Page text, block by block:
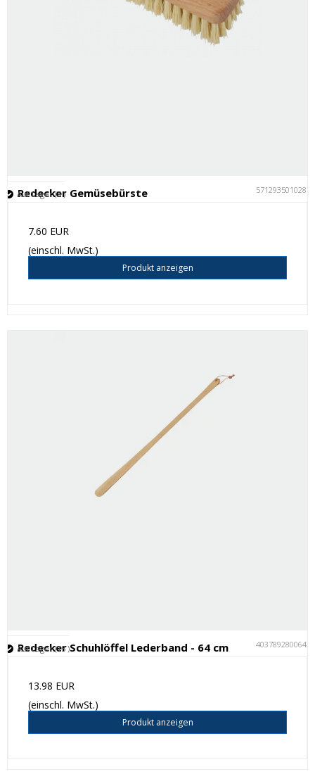
Redecker Gemüsebürste 5712935010287
Auf Lager (3 )
7.60 EUR
(einschl. MwSt.)
Produkt anzeigen
Redecker Schuhlöffel Lederband - 64 cm 4037892800643
Auf Lager (15 )
13.98 EUR
(einschl. MwSt.)
Produkt anzeigen